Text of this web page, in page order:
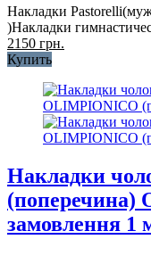
Накладки
)Накладки
2150 грн.
Купить
Накладки
(поперечина)
замовлення 1